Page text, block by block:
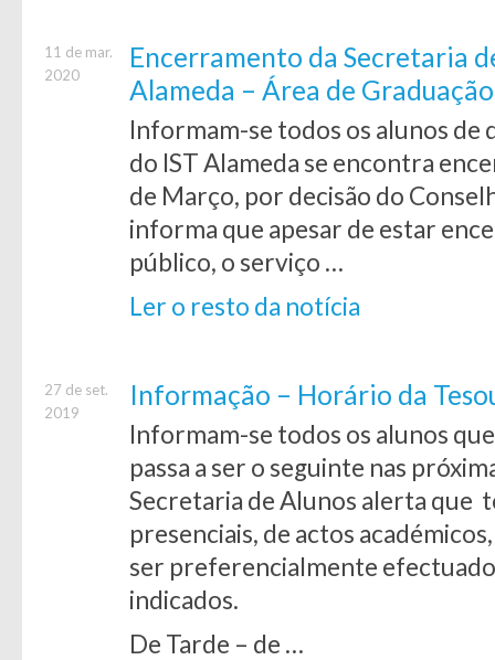
11 de mar.
2020
Encerramento da Secretaria
Alameda – Área de Graduação
Informam-se todos os alunos de
do IST Alameda se encontra
de Março, por decisão do
informa que apesar de estar
público, o serviço …
Ler o resto da notícia
27 de set.
2019
Informação – Horário da
Informam-se todos os alunos
passa a ser o seguinte nas
Secretaria de Alunos alerta que
presenciais, de actos
ser preferencialmente
indicados.
De Tarde – de …